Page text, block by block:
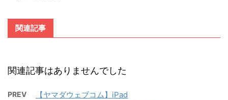
関連記事
関連記事はありませんでした
PREV 【ヤマダウェブコム】iPad